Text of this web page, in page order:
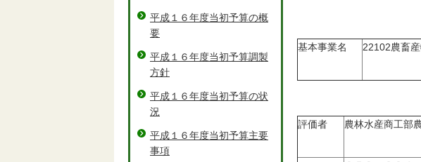
基本事業名 22102農畜
評価者 農林水産商工部
平成１６年度当初予算の概
要
平成１６年度当初予算調製
方針
平成１６年度当初予算の状
況
平成１６年度当初予算主要
事項